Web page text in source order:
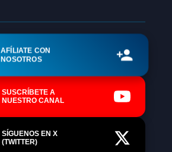
AFÍLIATE CON
NOSOTROS
SUSCRÍBETE A
NUESTRO CANAL
SÍGUENOS EN X
(TWITTER)